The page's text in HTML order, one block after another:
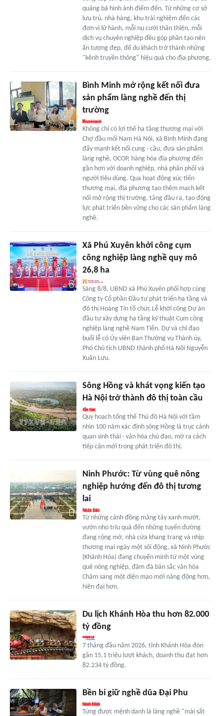
quảng bá hình ảnh điểm đến. Từ những cơ sở
lưu trú, nhà hàng, khu trải nghiệm đến các
đơn vị lữ hành, mỗi nụ cười thân thiện, mỗi
dịch vụ chuyên nghiệp đều góp phần tạo nên
ấn tượng đẹp, để du khách trở thành những
"kênh truyền thông" hiệu quả cho địa phương.
Bình Minh mở rộng kết nối đưa
sản phẩm làng nghề đến thị
trường
Không chỉ có lợi thế hạ tầng thương mại với
Chợ đầu mối Nam Hà Nội, xã Bình Minh đang
đẩy mạnh kết nối cung - cầu, đưa sản phẩm
làng nghề, OCOP, hàng hóa địa phương đến
gần hơn với doanh nghiệp, nhà phân phối và
người tiêu dùng. Qua hoạt động xúc tiến
thương mại, địa phương tạo thêm mạch kết
nối mở rộng thị trường, tăng đầu ra, tạo động
lực phát triển bền vững cho các sản phẩm làng
nghề.
Xã Phú Xuyên khởi công cụm
công nghiệp làng nghề quy mô
26,8 ha
Sáng 8/8, UBND xã Phú Xuyên phối hợp cùng
Công ty Cổ phần Đầu tư phát triển hạ tầng và
đô thị Hoàng Tín tổ chức Lễ khởi công Dự án
đầu tư xây dựng hạ tầng kỹ thuật Cụm công
nghiệp làng nghề Nam Tiến. Dự và chỉ đạo
buổi lễ có Ủy viên Ban Thường vụ Thành ủy,
Phó Chủ tịch UBND thành phố Hà Nội Nguyễn
Xuân Lưu.
Sông Hồng và khát vọng kiến tạo
Hà Nội trở thành đô thị toàn cầu
Quy hoạch tổng thể Thủ đô Hà Nội với tầm
nhìn 100 năm xác định sông Hồng là trục cảnh
quan sinh thái - văn hóa chủ đạo, mở ra cách
tiếp cận mới trong phát triển đô thị.
Ninh Phước: Từ vùng quê nông
nghiệp hướng đến đô thị tương
lai
Từ những cánh đồng măng tây xanh mướt,
vườn nho trĩu quả đến những tuyến đường
đang rộng mở, nhà cửa khang trang và nhịp
thương mại ngày một sôi động, xã Ninh Phước
(Khánh Hòa) đang chuyển mình từ một vùng
quê nông nghiệp, đậm đà bản sắc văn hóa
Chăm sang một diện mạo mới năng động hơn,
hiện đại hơn.
Du lịch Khánh Hòa thu hơn 82.000
tỷ đồng
7 tháng đầu năm 2026, tỉnh Khánh Hòa đón
gần 15,1 triệu lượt khách, doanh thu đạt hơn
82.234 tỷ đồng.
Bền bỉ giữ nghề dũa Đại Phu
Từng được mệnh danh là làng nghề "mài sắt